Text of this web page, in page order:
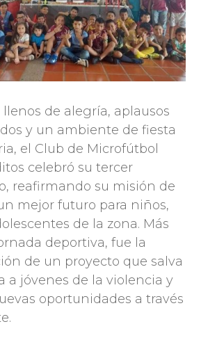
de alegría, aplausos
y un ambiente de fiesta
el Club de Microfútbol
celebró su tercer
reafirmando su misión de
mejor futuro para niños,
de la zona. Más
deportiva, fue la
de un proyecto que salva
a jóvenes de la violencia y
oportunidades a través